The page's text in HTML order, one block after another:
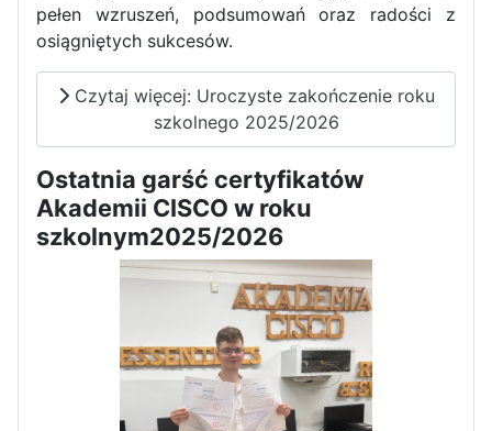
Apel z okazji 235-tej rocznicy
uchwalenia Konstytucji 3 Maja
Dni Otwarte w „Staszicu” za
pełen wzruszeń, podsumowań oraz radości z
osiągniętych sukcesów.
Czytaj więcej: Uroczyste zakończenie roku
szkolnego 2025/2026
Ostatnia garść certyfikatów
Akademii CISCO w roku
szkolnym2025/2026